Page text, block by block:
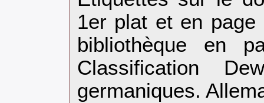
1er plat et en page
bibliothèque en
Classification
germaniques.